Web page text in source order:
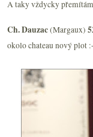
A taky vždycky
Ch. Dauzac(Margaux)
okolo chateau nový plot